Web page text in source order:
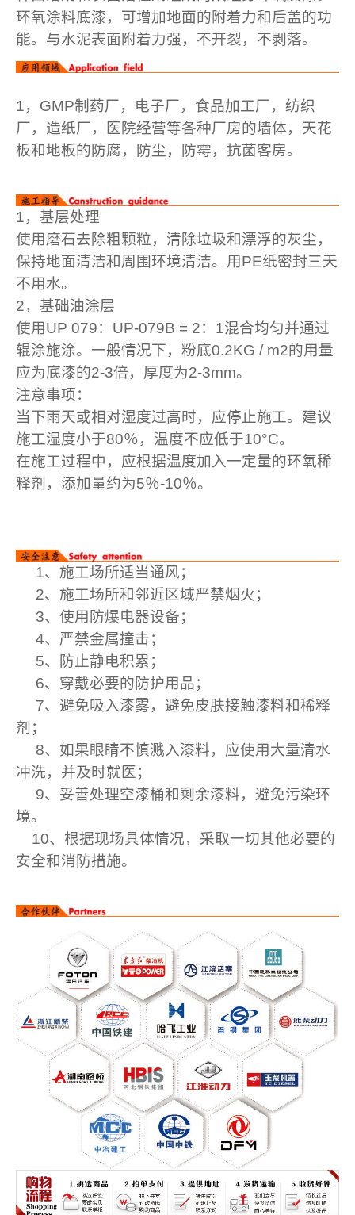
环氧涂料底漆，可增加地面的附着力和后盖的功
能。与水泥表面附着力强，不开裂，不剥落。
1，GMP制药厂，电子厂，食品加工厂，纺织
厂，造纸厂，医院经营等各种厂房的墙体，天花
板和地板的防腐，防尘，防霉，抗菌客房。
1，基层处理
使用磨石去除粗颗粒，清除垃圾和漂浮的灰尘，
保持地面清洁和周围环境清洁。用PE纸密封三天
不用水。
2，基础油涂层
使用UP 079：UP-079B = 2：1混合均匀并通过
辊涂施涂。一般情况下，粉底0.2KG / m2的用量
应为底漆的2-3倍，厚度为2-3mm。
注意事项：
当下雨天或相对湿度过高时，应停止施工。建议
施工湿度小于80％，温度不应低于10°C。
在施工过程中，应根据温度加入一定量的环氧稀
释剂，添加量约为5％-10％。
1、施工场所适当通风；
2、施工场所和邻近区域严禁烟火；
3、使用防爆电器设备；
4、严禁金属撞击；
5、防止静电积累；
6、穿戴必要的防护用品；
7、避免吸入漆雾，避免皮肤接触漆料和稀释
剂；
8、如果眼睛不慎溅入漆料，应使用大量清水
冲洗，并及时就医；
9、妥善处理空漆桶和剩余漆料，避免污染环
境。
10、根据现场具体情况，采取一切其他必要的
安全和消防措施。